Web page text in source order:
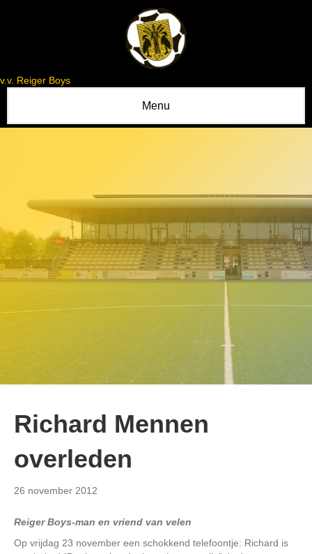
v.v. Reiger Boys
Menu
Richard Mennen
overleden
26 november 2012
Reiger Boys-man en vriend van velen
Op vrijdag 23 november een schokkend telefoontje: Richard is